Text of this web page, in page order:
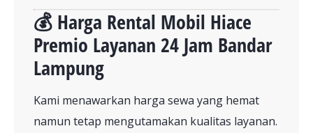
💰 Harga Rental Mobil Hiace
Premio Layanan 24 Jam Bandar
Lampung
Kami menawarkan harga sewa yang hemat
namun tetap mengutamakan kualitas layanan.